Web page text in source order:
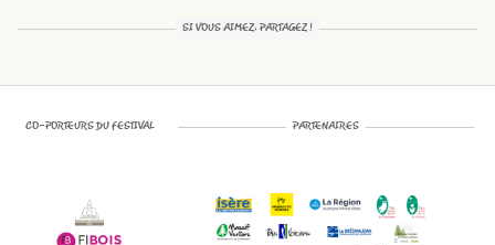
SI VOUS AIMEZ, PARTAGEZ !
CO-PORTEURS DU FESTIVAL PARTENAIRES